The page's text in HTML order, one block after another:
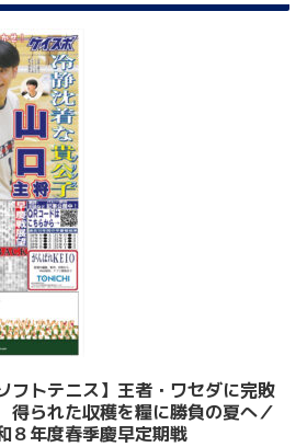
フトテニス】王者・ワセダに完敗
られた収穫を糧に勝負の夏へ／
８年度春季慶早定期戦